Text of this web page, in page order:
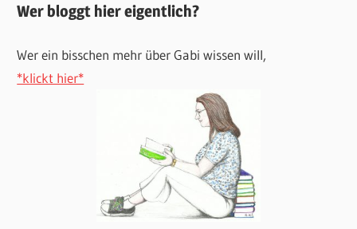
Wer bloggt hier eigentlich?
Wer ein bisschen mehr über Gabi wissen will,
*klickt hier*